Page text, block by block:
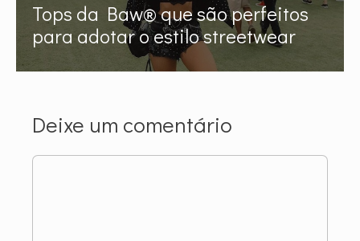
Tops da Baw®️ que são perfeitos
para adotar o estilo streetwear
Deixe um comentário
Comentário